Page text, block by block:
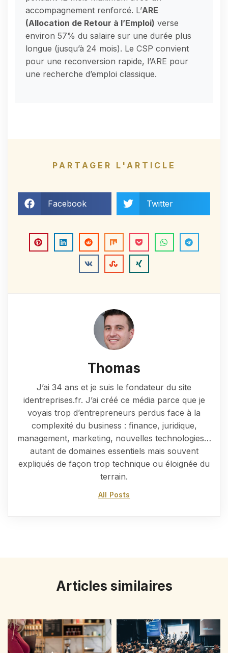
accompagnement renforcé. L’ARE
(Allocation de Retour à l’Emploi) verse
environ 57% du salaire sur une durée plus
longue (jusqu’à 24 mois). Le CSP convient
pour une reconversion rapide, l’ARE pour
une recherche d’emploi classique.
PARTAGER L'ARTICLE
Facebook Twitter
Thomas
J’ai 34 ans et je suis le fondateur du site
identreprises.fr. J’ai créé ce média parce que je
voyais trop d’entrepreneurs perdus face à la
complexité du business : finance, juridique,
management, marketing, nouvelles technologies…
autant de domaines essentiels mais souvent
expliqués de façon trop technique ou éloignée du
terrain.
All Posts
Articles similaires